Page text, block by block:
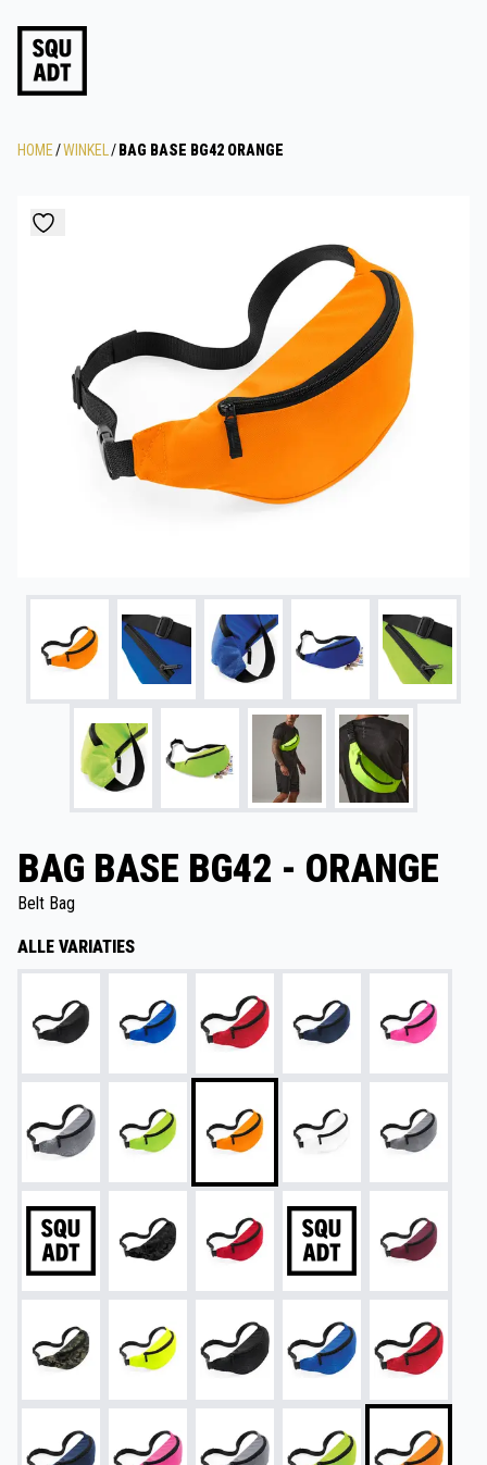
HOME/WINKEL / BAG BASE BG42 ORANGE
BAG BASE BG42 - ORANGE
Belt Bag
ALLE VARIATIES